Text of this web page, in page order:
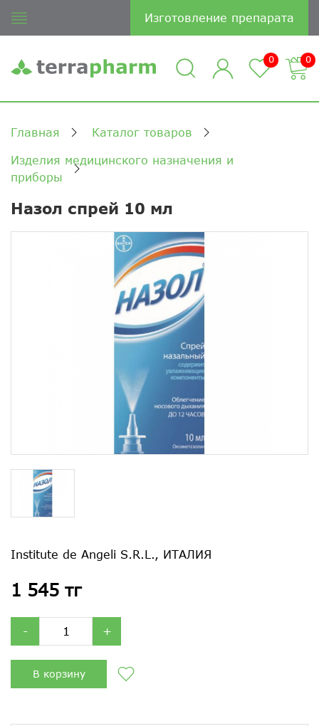
Изготовление препарата
0 0
Главная Каталог товаров
Изделия медицинского назначения и
приборы
Назол спрей 10 мл
Institute de Angeli S.R.L., ИТАЛИЯ
1 545 тг
- +
В корзину